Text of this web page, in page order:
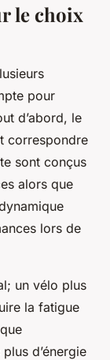
le choix
pour
d’abord, le
correspondre
sont conçus
alors que
lors de
un vélo plus
la fatigue
d’énergie